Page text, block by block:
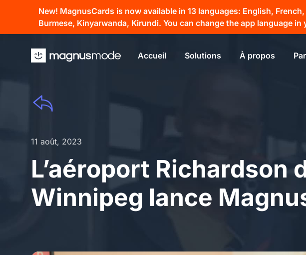
New! MagnusCards is now available in 13 languages: English,
Burmese, Kinyarwanda, Kirundi. You can change the app language in
Accueil Solutions À propos
11 août, 2023
L’aéroport Richardson
Winnipeg lance